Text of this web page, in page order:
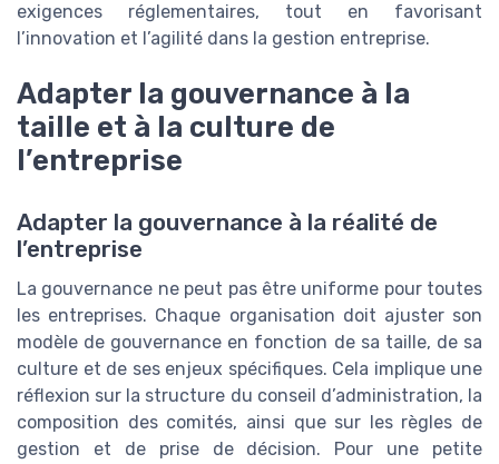
exigences réglementaires, tout en favorisant
l’innovation et l’agilité dans la gestion entreprise.
Adapter la gouvernance à la
taille et à la culture de
l’entreprise
Adapter la gouvernance à la réalité de
l’entreprise
La gouvernance ne peut pas être uniforme pour toutes
les entreprises. Chaque organisation doit ajuster son
modèle de gouvernance en fonction de sa taille, de sa
culture et de ses enjeux spécifiques. Cela implique une
réflexion sur la structure du conseil d’administration, la
composition des comités, ainsi que sur les règles de
gestion et de prise de décision. Pour une petite